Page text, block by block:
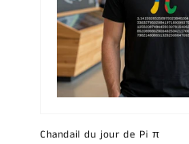
Chandail du jour de Pi π